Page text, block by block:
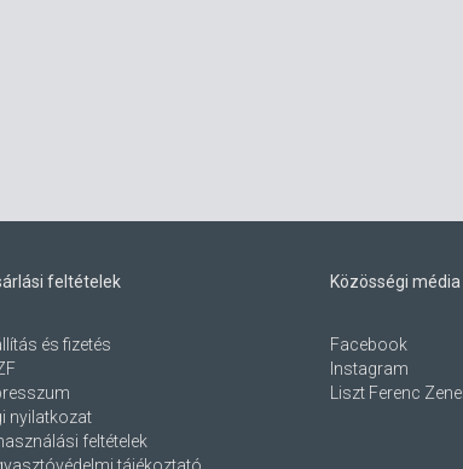
feltételek
és fizetés
nyilatkozat
feltételek
Közösségi média
Facebook
Instagram
Liszt Ferenc